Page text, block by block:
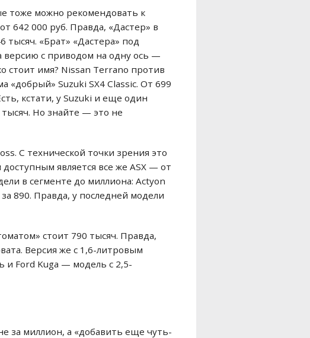
тоже можно рекомендовать к
642 000 руб. Правда, «Дастер» в
«Брат» «Дастера» под
версию с приводом на одну ось —
стоит имя? Nissan Terrano против
«добрый» Suzuki SX4 Classic. От 699
кстати, у Suzuki и еще один
Но знайте — это не
С технической точки зрения это
является все же ASX — от
в сегменте до миллиона: Actyon
890. Правда, у последней модели
стоит 790 тысяч. Правда,
Версия же с 1,6-литровым
и Ford Kuga — модель с 2,5-
за миллион, а «добавить еще чуть-